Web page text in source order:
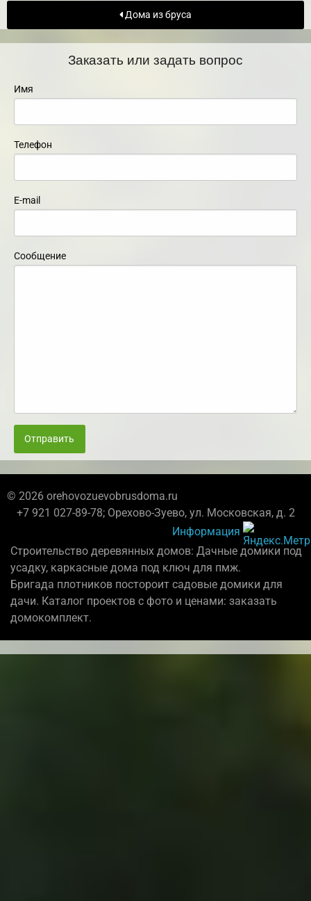
Дома из бруса
Заказать или задать вопрос
Имя
Телефон
E-mail
Сообщение
Отправить
© 2026 orehovozuevobrusdoma.ru
+7 921 027-89-78; Орехово-Зуево, ул. Московская, д. 2
Информация
Строительство деревянных домов: Дачные домики под
усадку, каркасные дома под ключ для пмж.
Бригада плотников постороит садовые домики для
дачи. Каталог проектов с фото и ценами: заказать
домокомплект.